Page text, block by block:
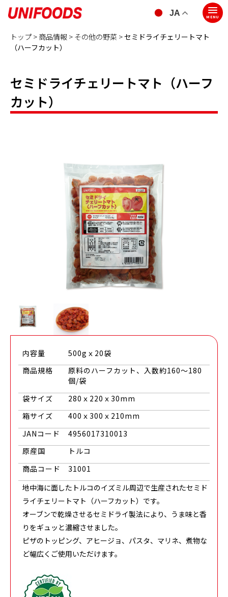
MENU
トップ > 商品情報 > その他の野菜 >セミドライチェリートマト
（ハーフカット）
セミドライチェリートマト（ハーフ
カット）
内容量
500gｘ20袋
商品規格
原料のハーフカット、入数約160～180
個/袋
袋サイズ
280ｘ220ｘ30mm
箱サイズ
400ｘ300ｘ210mm
JANコード
4956017310013
原産国
トルコ
商品コード
31001
地中海に面したトルコのイズミル周辺で生産されたセミド
ライチェリートマト（ハーフカット）です。
オーブンで乾燥させるセミドライ製法により、うま味と香
りをギュッと濃縮させました。
ピザのトッピング、アヒージョ、パスタ、マリネ、煮物な
ど幅広くご使用いただけます。
JA